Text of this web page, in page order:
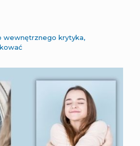
wewnętrznego krytyka,